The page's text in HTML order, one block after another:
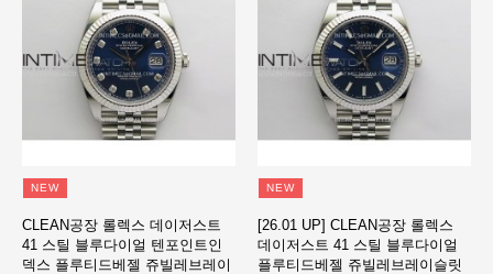
NEW
CLEAN공장 롤렉스 데이저스트
41 스틸 블루다이얼 텐포인트인
덱스 플루티드베젤 쥬빌레브레이
NEW
[26.01 UP] CLEAN공장 롤렉스
데이저스트 41 스틸 블루다이얼
플루티드베젤 쥬빌레브레이슬릿